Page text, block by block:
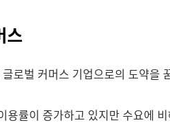
스
글로벌 커머스 기업으로의 도약
용률이 증가하고 있지만 수요에